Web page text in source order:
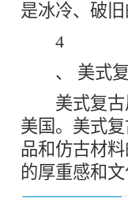
是冰冷、破
4
、 美式复
美式复古风
美国。美式
品和仿古材
的厚重感和文